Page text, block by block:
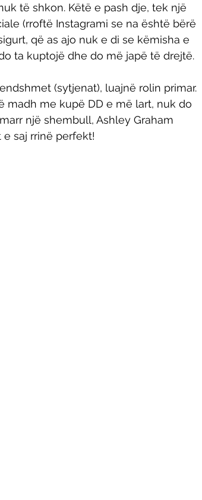
të shkon. Këtë e pash dje, tek një
(rroftë Instagrami se na është bërë
që as ajo nuk e di se këmisha e
ta kuptojë dhe do më japë të drejtë.
(sytjenat), luajnë rolin primar.
madh me kupë DD e më lart, nuk do
një shembull, Ashley Graham
saj rrinë perfekt!